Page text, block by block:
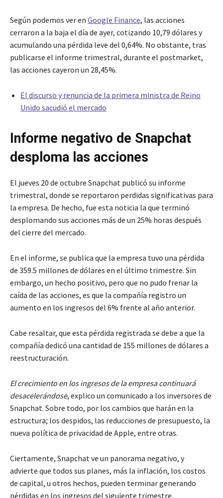
Según podemos ver en Google Finance, las acciones
cerraron a la baja el día de ayer, cotizando 10,79 dólares y
acumulando una pérdida leve del 0,64%. No obstante, tras
publicarse el informe trimestral, durante el postmarket,
las acciones cayeron un 28,45%.
El discurso y renuncia de la primera ministra de Reino
Unido sacudió el mercado
Informe negativo de Snapchat
desploma las acciones
El jueves 20 de octubre Snapchat publicó su informe
trimestral, donde se reportaron perdidas significativas para
la empresa. De hecho, fue esta noticia la que terminó
desplomando sus acciones más de un 25% horas después
del cierre del mercado.
En el informe, se publica que la empresa tuvo una pérdida
de 359.5 millones de dólares en el último trimestre. Sin
embargo, un hecho positivo, pero que no pudo frenar la
caída de las acciones, es que la compañía registro un
aumento en los ingresos del 6% frente al año anterior.
Cabe resaltar, que esta pérdida registrada se debe a que la
compañía dedicó una cantidad de 155 millones de dólares a
reestructuración.
El crecimiento en los ingresos de la empresa continuará
desacelerándose, explico un comunicado a los inversores de
Snapchat. Sobre todo, por los cambios que harán en la
estructura; los despidos, las reducciones de presupuesto, la
nueva política de privacidad de Apple, entre otras.
Ciertamente, Snapchat ve un panorama negativo, y
advierte que todos sus planes, más la inflación, los costos
de capital, u otros hechos, pueden terminar generando
pérdidas en los ingresos del siguiente trimestre.